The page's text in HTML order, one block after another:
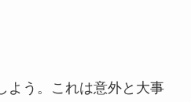
よう。これは意外と大事